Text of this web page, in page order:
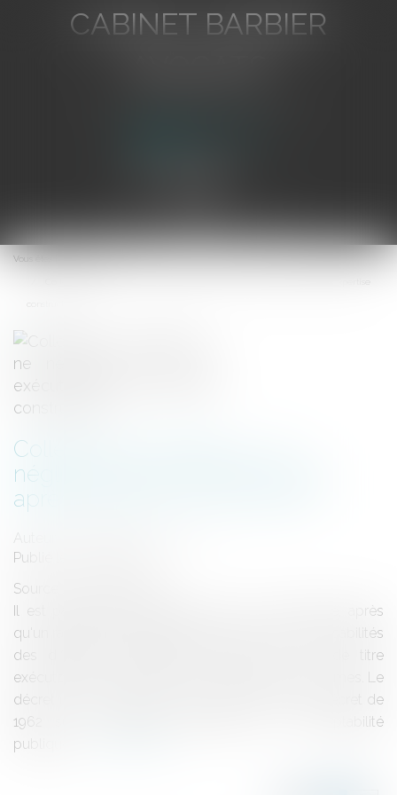
CABINET BARBIER
Ouvrir
le
Vous êtes ici :
Collectivités publiques : ne
négligez pas le titre exécutoire
après expertise construction !
Auteur : DROUINEAU Thomas
Publié le :
Source :
Il est parfaitement possible pour une collectivité, après
qu'un rapport d'expertise ait déterminé les responsabilités
des différents protagonistes, d'agir par voie de titre
exécutoire pour obtenir le recouvrement des sommes. Le
décret n°2012-1246 est venu remplacer le vieux décret de
1962 sur le règlement général sur la comptabilité
publique....